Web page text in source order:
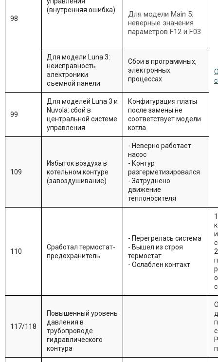
98
(внутренняя ошибка)
Для модели Main 5:
неверные значения
параметров F12 и F03
Для модели Luna 3:
неисправность
электроники
съемной панели
Сбои в программных,
электронных
процессах
99
Для моделей Luna 3 и
Nuvola: сбой в
центральной системе
управления
Конфигурация платы
после замены не
соответствует модели
котла
109
Избыток воздуха в
котельном контуре
(завоздушивание)
- Неверно работает
насос
- Контур
разгерметизировался
- Затруднено
движение
теплоносителя
110
Сработал термостат-
предохранитель
- Перегрелась система
- Вышел из строя
термостат
- Ослаблен контакт
117/118
Повышенный уровень
давления в
трубопроводе
гидравлического
контура